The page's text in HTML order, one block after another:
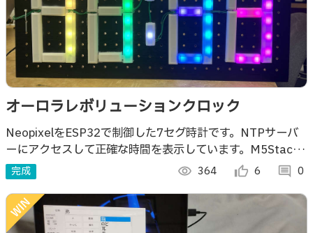
オーロラレボリューションクロック
NeopixelをESP32で制御した7セグ時計です。NTPサーバ
ーにアクセスして正確な時間を表示しています。M5Stack
を使用してHTTPサーバーを立てて任意の時間に変更できる
ようにしています。
完成 visibility 364 thumb_up_alt 6 comment 0